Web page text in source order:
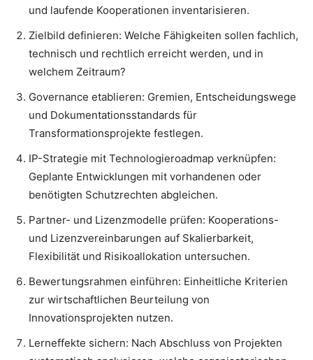
und laufende Kooperationen inventarisieren.
Zielbild definieren: Welche Fähigkeiten sollen fachlich,
technisch und rechtlich erreicht werden, und in
welchem Zeitraum?
Governance etablieren: Gremien, Entscheidungswege
und Dokumentationsstandards für
Transformationsprojekte festlegen.
IP-Strategie mit Technologieroadmap verknüpfen:
Geplante Entwicklungen mit vorhandenen oder
benötigten Schutzrechten abgleichen.
Partner- und Lizenzmodelle prüfen: Kooperations-
und Lizenzvereinbarungen auf Skalierbarkeit,
Flexibilität und Risikoallokation untersuchen.
Bewertungsrahmen einführen: Einheitliche Kriterien
zur wirtschaftlichen Beurteilung von
Innovationsprojekten nutzen.
Lerneffekte sichern: Nach Abschluss von Projekten